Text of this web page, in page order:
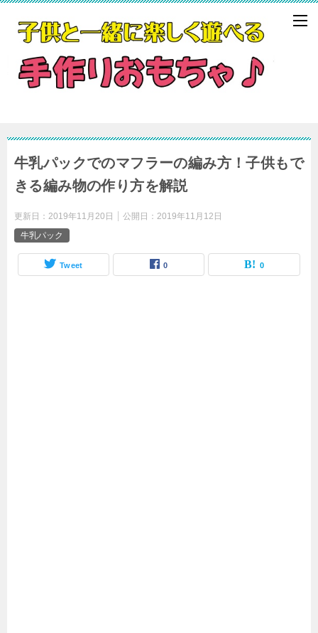
牛乳パックでのマフラーの編み方！子供もで
きる編み物の作り方を解説
更新日： 2019年11月20日 公開日： 2019年11月12日
牛乳パック
Tweet 0 0